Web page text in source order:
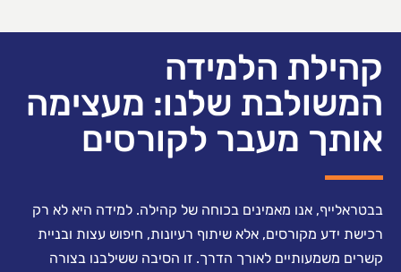
קהילת הלמידה
המשולבת שלנו: מעצימה
אותך מעבר לקורסים
בבטראלייף, אנו מאמינים בכוחה של קהילה. למידה היא לא רק
רכישת ידע מקורסים, אלא שיתוף רעיונות, חיפוש עצות ובניית
קשרים משמעותיים לאורך הדרך. זו הסיבה ששילבנו בצורה